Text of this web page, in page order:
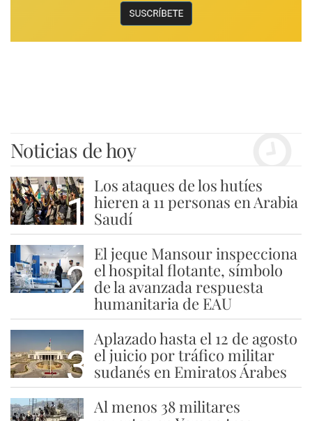
Noticias de hoy
1
Los ataques de los hutíes
hieren a 11 personas en Arabia
Saudí
2
El jeque Mansour inspecciona
el hospital flotante, símbolo
de la avanzada respuesta
humanitaria de EAU
3
Aplazado hasta el 12 de agosto
el juicio por tráfico militar
sudanés en Emiratos Árabes
Al menos 38 militares